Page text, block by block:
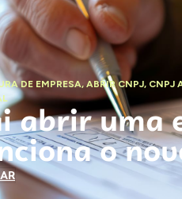
DE EMPRESA,ABRIR CNPJ, CNPJ
abrir uma
o